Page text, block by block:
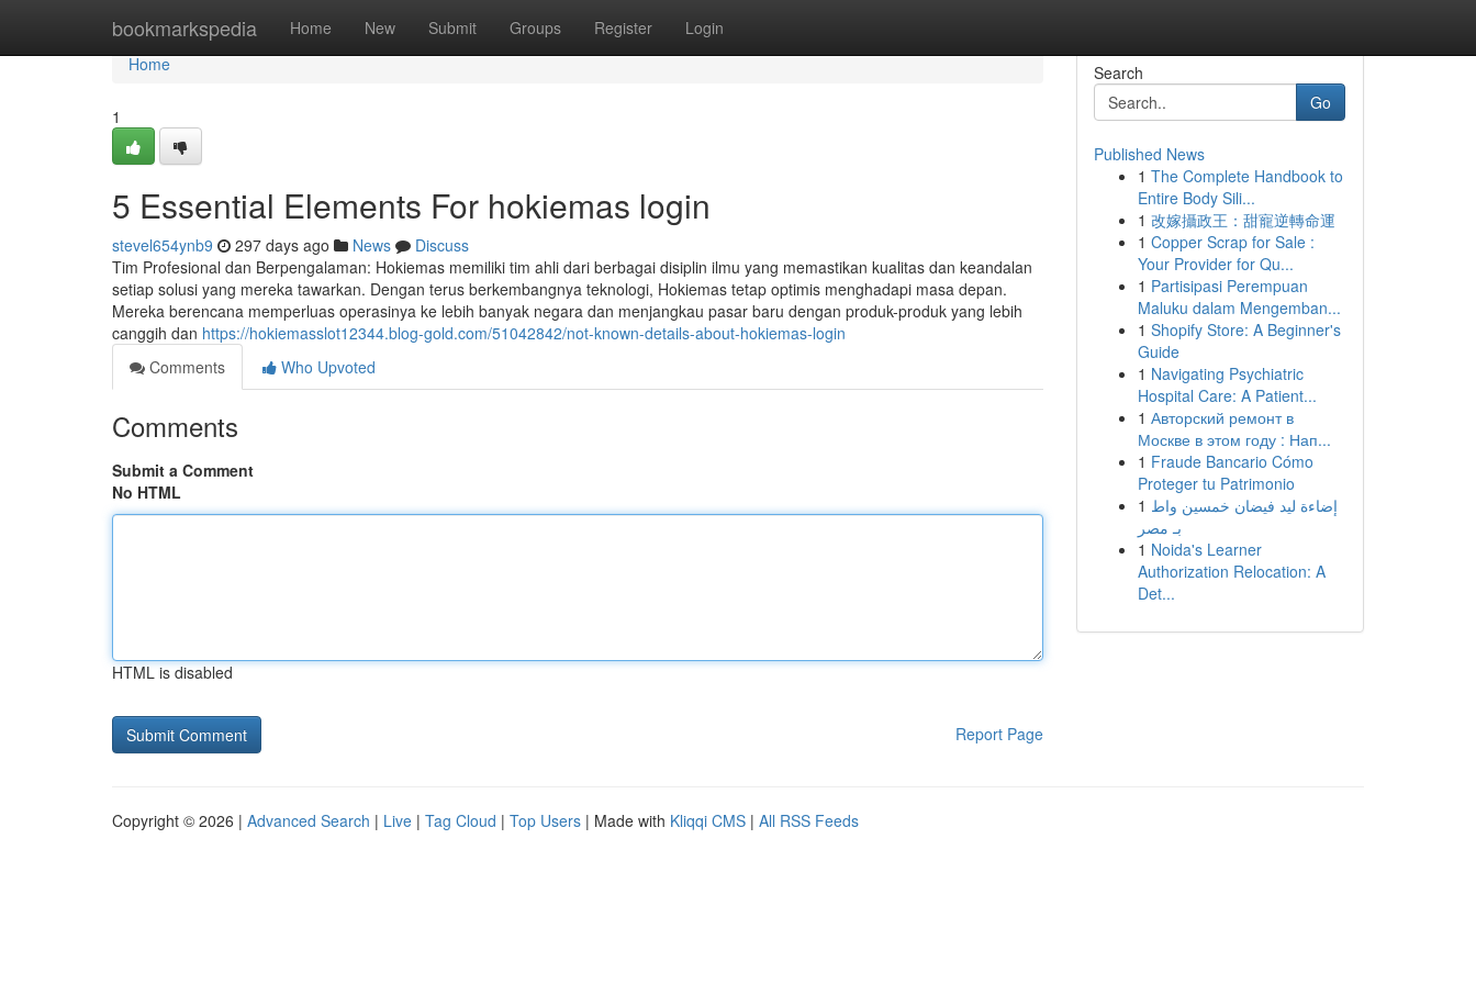
bookmarkspedia Home New Submit Groups Register Login
Home
Home
1
5 Essential Elements For hokiemas login
stevel654ynb9 297 days ago News
Discuss
Tim Profesional dan Berpengalaman: Hokiemas memiliki tim ahli dari berbagai disiplin ilmu yang memastikan kualitas dan keandalan
setiap solusi yang mereka tawarkan. Dengan terus berkembangnya teknologi, Hokiemas tetap optimis menghadapi masa depan.
Mereka berencana memperluas operasinya ke lebih banyak negara dan menjangkau pasar baru dengan produk-produk yang lebih
canggih dan https://hokiemasslot12344.blog-gold.com/51042842/not-known-details-about-hokiemas-login
Comments
Who Upvoted
Comments
Submit a Comment
No HTML
HTML is disabled
Report Page
Search
Go
Published News
1 The Complete Handbook to
Entire Body Sili...
1 改嫁攝政王：甜寵逆轉命運
1 Copper Scrap for Sale :
Your Provider for Qu...
1 Partisipasi Perempuan
Maluku dalam Mengemban...
1 Shopify Store: A Beginner's
Guide
1 Navigating Psychiatric
Hospital Care: A Patient...
1 Авторский ремонт в
Москве в этом году : Нап...
1 Fraude Bancario Cómo
Proteger tu Patrimonio
1 إضاءة ليد فيضان خمسين واط
بـ مصر
1 Noida's Learner
Authorization Relocation: A
Det...
Copyright © 2026 | Advanced Search | Live | Tag Cloud | Top Users | Made with Kliqqi CMS | All RSS Feeds